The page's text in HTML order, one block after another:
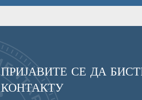
ПРИЈАВИТЕ СЕ ДА
КОНТАКТУ